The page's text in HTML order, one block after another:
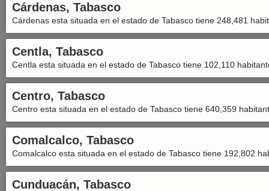
Cárdenas, Tabasco
Cárdenas esta situada en el estado de Tabasco tiene 248,481
Centla, Tabasco
Centla esta situada en el estado de Tabasco tiene 102,110
Centro, Tabasco
Centro esta situada en el estado de Tabasco tiene 640,359
Comalcalco, Tabasco
Comalcalco esta situada en el estado de Tabasco tiene 192,802
Cunduacán, Tabasco